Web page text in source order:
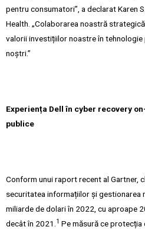
pentru consumatori”, a declarat Karen
Health. „Colaborarea noastră
valorii investițiilor noastre în
noștri.”
Experiența Dell în cyber recovery
publice
Conform unui raport recent al Gartner,
securitatea informațiilor și gestionarea
miliarde de dolari în 2022, cu aproape
decât în 2021. 1 Pe măsură ce protecția